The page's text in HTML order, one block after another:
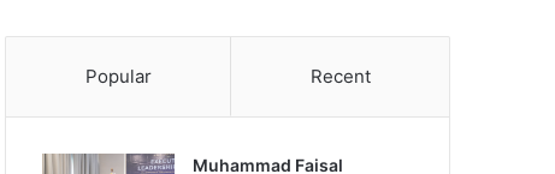
Popular Recent
Muhammad Faisal